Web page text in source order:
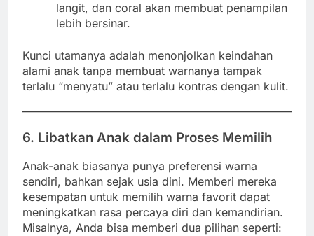
langit, dan coral akan membuat penampilan
lebih bersinar.
Kunci utamanya adalah menonjolkan keindahan
alami anak tanpa membuat warnanya tampak
terlalu “menyatu” atau terlalu kontras dengan kulit.
6. Libatkan Anak dalam Proses Memilih
Anak-anak biasanya punya preferensi warna
sendiri, bahkan sejak usia dini. Memberi mereka
kesempatan untuk memilih warna favorit dapat
meningkatkan rasa percaya diri dan kemandirian.
Misalnya, Anda bisa memberi dua pilihan seperti: